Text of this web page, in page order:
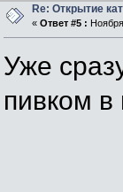
Re: Открытие
« Ответ #5 :
Уже
пивком в